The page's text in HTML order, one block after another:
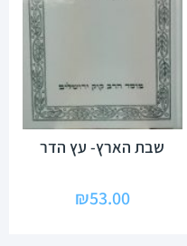
שבת הארץ- עץ הדר
₪53.00